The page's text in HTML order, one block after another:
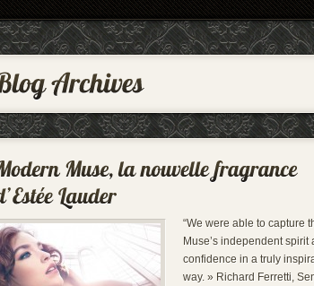
“We were able to capture
Muse’s independent spirit
confidence in a truly
way. » Richard Ferretti,